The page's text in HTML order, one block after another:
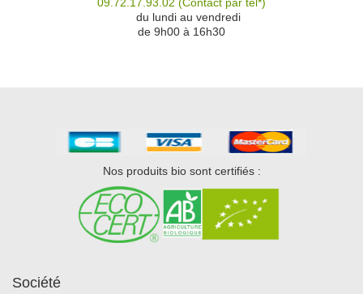
du lundi au vendredi
de 9h00 à 16h30
Nos produits bio sont certifiés :
Société